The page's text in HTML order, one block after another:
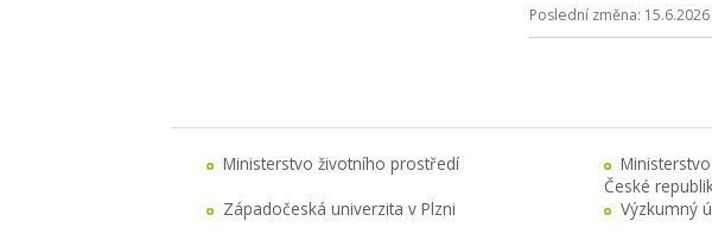
Poslední změna: 15.6.2026
Ministerstvo životního prostředí
České
Západočeská univerzita v Plzni
Výzkumný